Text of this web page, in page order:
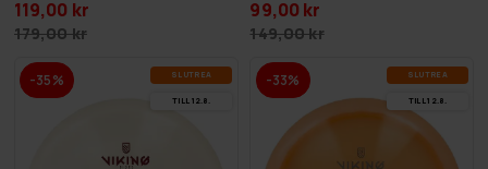
119,00 kr
179,00 kr
99,00 kr
149,00 kr
-35% SLUT­REA
TILL 12.8.
-33% SLUT­REA
TILL 12.8.